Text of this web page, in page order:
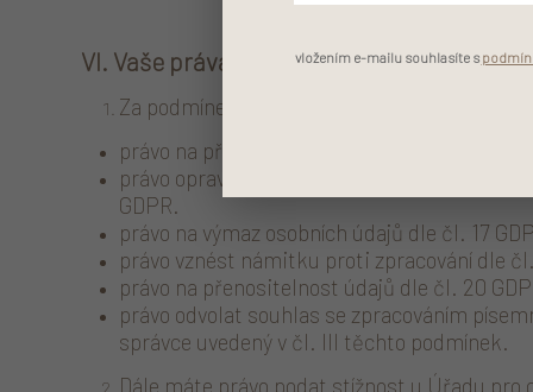
VI. Vaše práva
Za podmínek stanovených v GDPR máte
právo na přístup ke svým osobním údajům
právo opravu osobních údajů dle čl. 16
GDPR.
právo na výmaz osobních údajů dle čl. 17
právo vznést námitku proti zpracování dle čl.
právo na přenositelnost údajů dle čl. 20
právo odvolat souhlas se zpracováním
správce uvedený v čl. III těchto podmínek.
Dále máte právo podat stížnost u Úřadu pro
vložením e-mailu souhlasíte s